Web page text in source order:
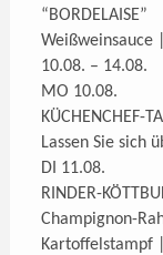
“BORDELAISE”
Weißweinsauce
10.08. – 14.08.
MO 10.08.
KÜCHENCHEF-
Lassen Sie sich
DI 11.08.
RINDER-
Champignon-
Kartoffelstampf